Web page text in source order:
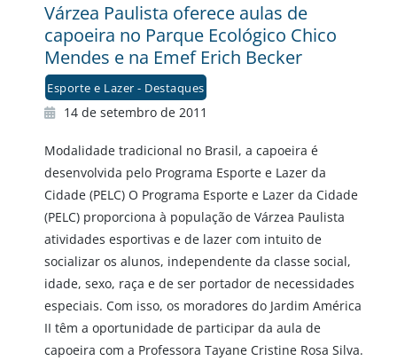
Várzea Paulista oferece aulas de
capoeira no Parque Ecológico Chico
Mendes e na Emef Erich Becker
Esporte e Lazer - Destaques
14 de setembro de 2011
Modalidade tradicional no Brasil, a capoeira é
desenvolvida pelo Programa Esporte e Lazer da
Cidade (PELC) O Programa Esporte e Lazer da Cidade
(PELC) proporciona à população de Várzea Paulista
atividades esportivas e de lazer com intuito de
socializar os alunos, independente da classe social,
idade, sexo, raça e de ser portador de necessidades
especiais. Com isso, os moradores do Jardim América
II têm a oportunidade de participar da aula de
capoeira com a Professora Tayane Cristine Rosa Silva.